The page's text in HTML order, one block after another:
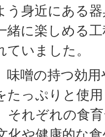
う身近にある
緒に楽しめる
いました。
味噌の持つ効
たっぷりと使
それぞれの食